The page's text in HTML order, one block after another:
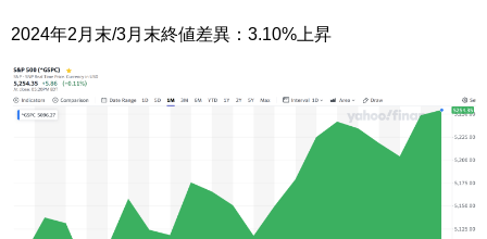
2024年2月末/3月末終値差異：3.10%上昇